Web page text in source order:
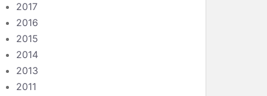
2017
2016
2015
2014
2013
2011